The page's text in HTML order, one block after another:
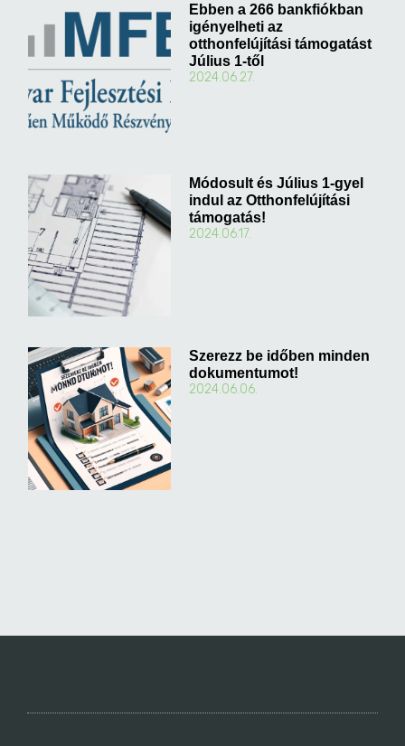
Ebben a 266 bankfiókban
igényelheti az
otthonfelújítási támogatást
Július 1-től
2024.06.27.
Módosult és Július 1-gyel
indul az Otthonfelújítási
támogatás!
2024.06.17.
Szerezz be időben minden
dokumentumot!
2024.06.06.